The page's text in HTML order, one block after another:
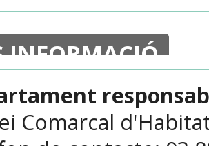
INFORMACIÓ
Comarcal